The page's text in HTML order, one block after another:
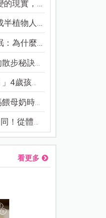
的現實，...
半植物人...
：為什麼...
秘訣！...
孩子還...
奶時，...
從體質...
看更多